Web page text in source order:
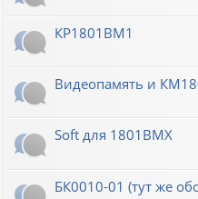
КР1801ВМ1
Видеопамять и
Soft для 1801ВМХ
БК0010-01 (тут же